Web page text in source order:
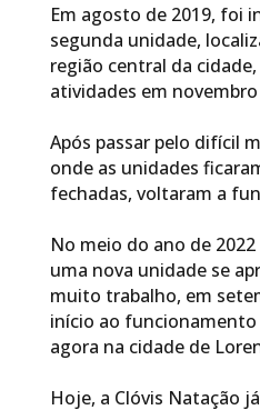
Em agosto de 2019, foi
segunda unidade,
região central da
atividades em
Após passar pelo difícil
onde as unidades
fechadas, voltaram a
No meio do ano de
uma nova unidade se
muito trabalho, em
início ao funcionamento
agora na cidade de
Hoje, a Clóvis Natação